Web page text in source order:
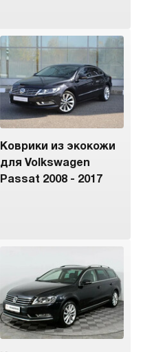
Коврики из экокожи
для Volkswagen
Passat 2008 - 2017